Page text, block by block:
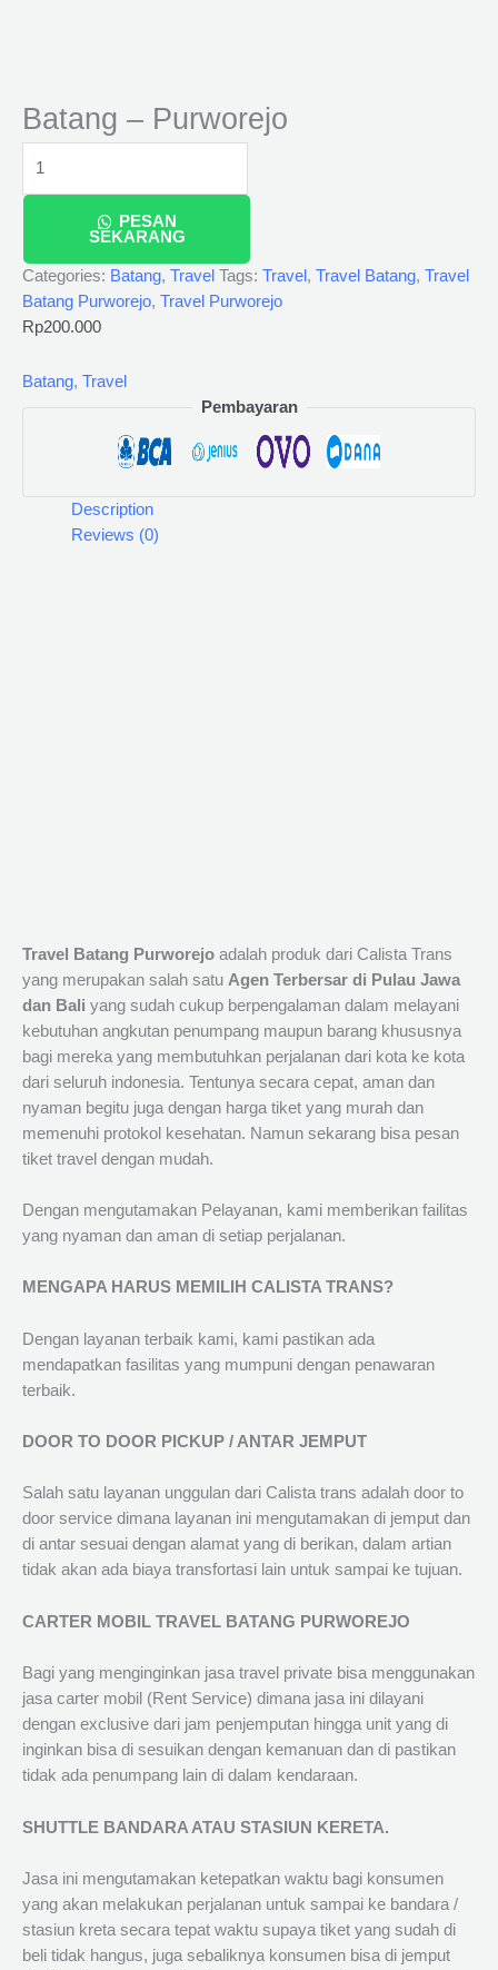
Batang – Purworejo
PESAN
SEKARANG
Categories: Batang, Travel Tags: Travel , Travel Batang, Travel
Batang Purworejo, Travel Purworejo
Rp200.000
Batang, Travel
Pembayaran
Description
Reviews (0)
Travel Batang Purworejo adalah produk dari Calista Trans
yang merupakan salah satu Agen Terbersar di Pulau Jawa
dan Bali yang sudah cukup berpengalaman dalam melayani
kebutuhan angkutan penumpang maupun barang khususnya
bagi mereka yang membutuhkan perjalanan dari kota ke kota
dari seluruh indonesia. Tentunya secara cepat, aman dan
nyaman begitu juga dengan harga tiket yang murah dan
memenuhi protokol kesehatan. Namun sekarang bisa pesan
tiket travel dengan mudah.
Dengan mengutamakan Pelayanan, kami memberikan failitas
yang nyaman dan aman di setiap perjalanan.
MENGAPA HARUS MEMILIH CALISTA TRANS?
Dengan layanan terbaik kami, kami pastikan ada
mendapatkan fasilitas yang mumpuni dengan penawaran
terbaik.
DOOR TO DOOR PICKUP / ANTAR JEMPUT
Salah satu layanan unggulan dari Calista trans adalah door to
door service dimana layanan ini mengutamakan di jemput dan
di antar sesuai dengan alamat yang di berikan, dalam artian
tidak akan ada biaya transfortasi lain untuk sampai ke tujuan.
CARTER MOBIL TRAVEL BATANG PURWOREJO
Bagi yang menginginkan jasa travel private bisa menggunakan
jasa carter mobil (Rent Service) dimana jasa ini dilayani
dengan exclusive dari jam penjemputan hingga unit yang di
inginkan bisa di sesuikan dengan kemanuan dan di pastikan
tidak ada penumpang lain di dalam kendaraan.
SHUTTLE BANDARA ATAU STASIUN KERETA.
Jasa ini mengutamakan ketepatkan waktu bagi konsumen
yang akan melakukan perjalanan untuk sampai ke bandara /
stasiun kreta secara tepat waktu supaya tiket yang sudah di
beli tidak hangus, juga sebaliknya konsumen bisa di jemput